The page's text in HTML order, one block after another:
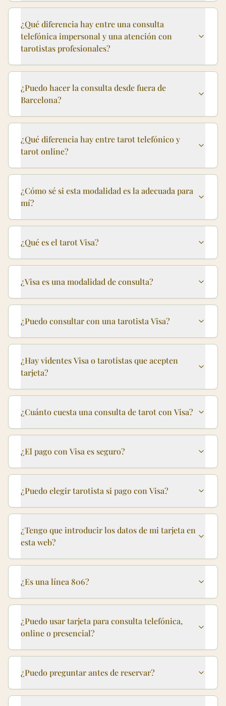
¿Qué diferencia hay entre una consulta
telefónica impersonal y una atención con
tarotistas profesionales?
¿Puedo hacer la consulta desde fuera de
Barcelona?
¿Qué diferencia hay entre tarot telefónico y
tarot online?
¿Cómo sé si esta modalidad es la adecuada para
mí?
¿Qué es el tarot Visa?
¿Visa es una modalidad de consulta?
¿Puedo consultar con una tarotista Visa?
¿Hay videntes Visa o tarotistas que acepten
tarjeta?
¿Cuánto cuesta una consulta de tarot con Visa?
¿El pago con Visa es seguro?
¿Puedo elegir tarotista si pago con Visa?
¿Tengo que introducir los datos de mi tarjeta en
esta web?
¿Es una línea 806?
¿Puedo usar tarjeta para consulta telefónica,
online o presencial?
¿Puedo preguntar antes de reservar?